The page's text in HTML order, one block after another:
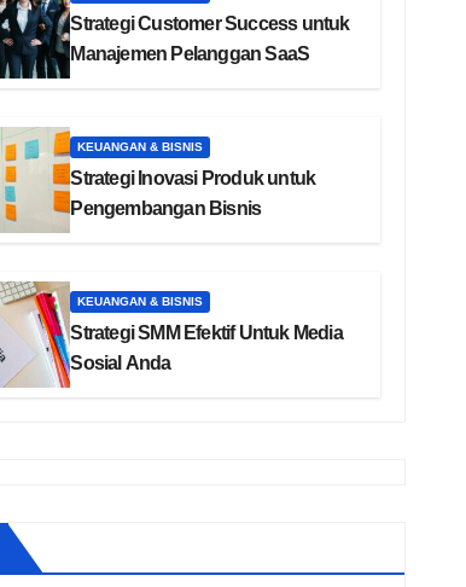
Strategi Customer Success untuk
Manajemen Pelanggan SaaS
KEUANGAN & BISNIS
Strategi Inovasi Produk untuk
Pengembangan Bisnis
KEUANGAN & BISNIS
Strategi SMM Efektif Untuk Media
Sosial Anda